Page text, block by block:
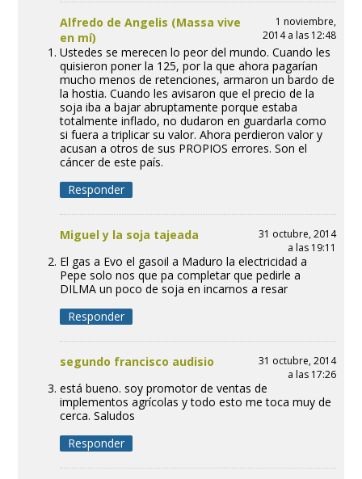
Alfredo de Angelis (Massa vive
en mí)
1 noviembre,
2014 a las 12:48
Ustedes se merecen lo peor del mundo. Cuando les
quisieron poner la 125, por la que ahora pagarían
mucho menos de retenciones, armaron un bardo de
la hostia. Cuando les avisaron que el precio de la
soja iba a bajar abruptamente porque estaba
totalmente inflado, no dudaron en guardarla como
si fuera a triplicar su valor. Ahora perdieron valor y
acusan a otros de sus PROPIOS errores. Son el
cáncer de este país.
Responder
Miguel y la soja tajeada
31 octubre, 2014
a las 19:11
El gas a Evo el gasoil a Maduro la electricidad a
Pepe solo nos que pa completar que pedirle a
DILMA un poco de soja en incarnos a resar
Responder
segundo francisco audisio
31 octubre, 2014
a las 17:26
está bueno. soy promotor de ventas de
implementos agrícolas y todo esto me toca muy de
cerca. Saludos
Responder